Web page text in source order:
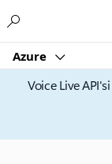
Azure
Voice Live